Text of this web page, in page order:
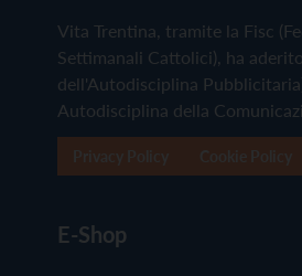
Vita Trentina, tramite la Fisc
Settimanali Cattolici), ha
dell'Autodisciplina
Autodisciplina della
E-Shop